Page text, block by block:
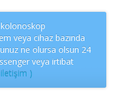
veya cihaz bazında
ne olursa olsun 24
veya irtibat
)